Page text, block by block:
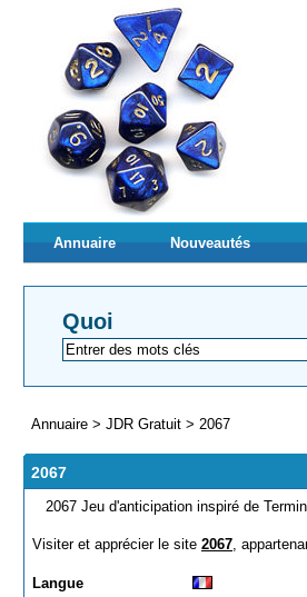
Annuaire Nouveautés
Quoi
Annuaire > JDR Gratuit > 2067
2067
2067 Jeu d'anticipation inspiré de
Visiter et apprécier le site 2067,
Langue